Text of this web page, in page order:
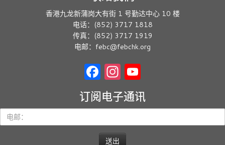
香港九龙新蒲岗大有街 1 号勤达中心 10 楼
电话：(852) 3717 1818
传真：(852) 3717 1919
电邮：febc@febchk.org
Facebook Instagram
订阅电子通讯
邮：